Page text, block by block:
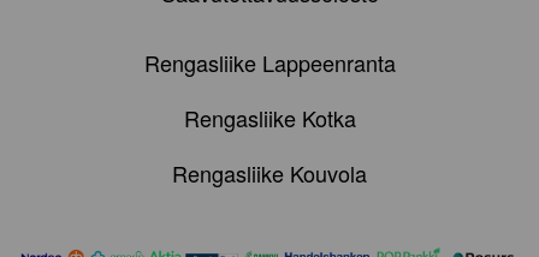
Rengasliike Lappeenranta
Rengasliike Kotka
Rengasliike Kouvola